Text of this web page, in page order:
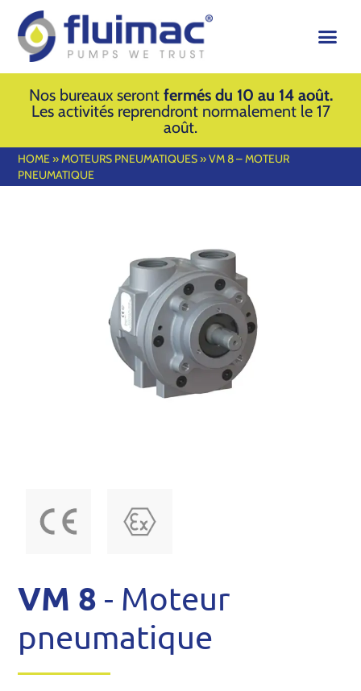
Nos bureaux serontfermés du 10 au 14 août.
Les activités reprendront normalement le 17
août.
HOME »MOTEURS PNEUMATIQUES »VM 8 – MOTEUR
PNEUMATIQUE
VM 8 - Moteur
pneumatique